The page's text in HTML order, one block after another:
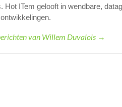
Hot ITem gelooft in wendbare,
van Willem Duvalois →